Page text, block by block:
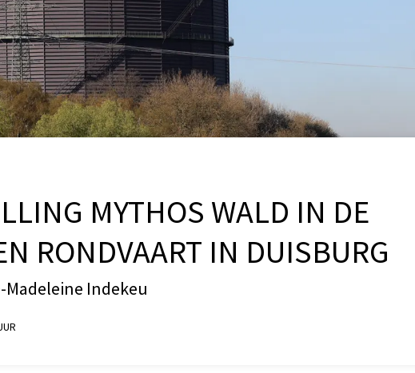
MYTHOS WALD IN DE
RONDVAART IN DUISBURG
Madeleine Indekeu